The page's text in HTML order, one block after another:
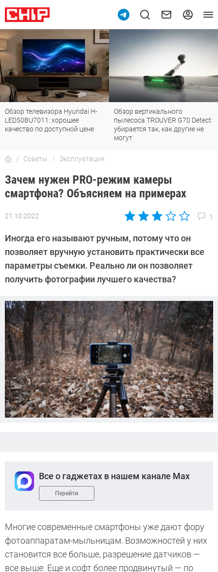
Обзор телевизора Hyundai H-
LED50BU7011: хорошее
качество по доступной цене
Обзор вертикального
пылесоса TROUVER G70 Detect:
убирается так, как другие не
могут
Советы Эксплуатация
Зачем нужен PRO-режим камеры
смартфона? Объясняем на примерах
21.10.2022 1
Автор:
Воробьев
Иногда его называют ручным, потому что он
позволяет вручную установить практически все
параметры съемки. Реально ли он позволяет
получить фотографии лучшего качества?
Все о гаджетах в нашем канале Max
Перейти
Многие современные смартфоны уже дают фору
фотоаппаратам-мыльницам. Возможностей у них
становится все больше, разрешение датчиков —
все выше. Еще и софт более продвинутый — по